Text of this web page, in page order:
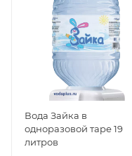
Вода Зайка в
одноразовой таре 19
литров